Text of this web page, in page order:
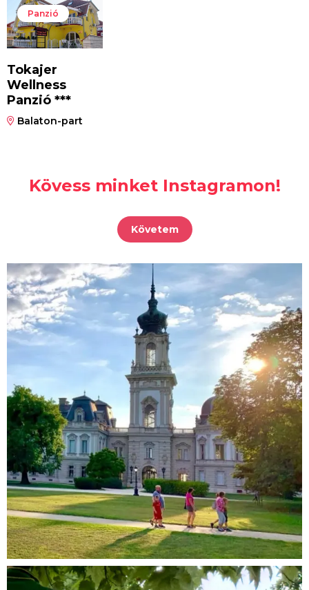
Panzió
Tokajer
Wellness
Panzió ***
Balaton-part
Kövess minket Instagramon!
Követem